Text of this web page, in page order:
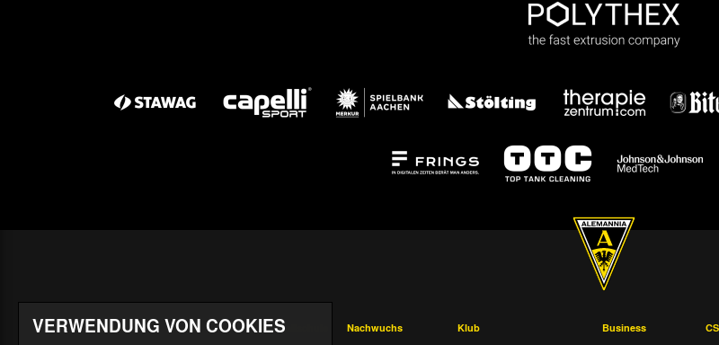
Aktuell
Profis
Fußballschule
Nachwuchs
Klub
Business
VERWENDUNG VON COOKIES